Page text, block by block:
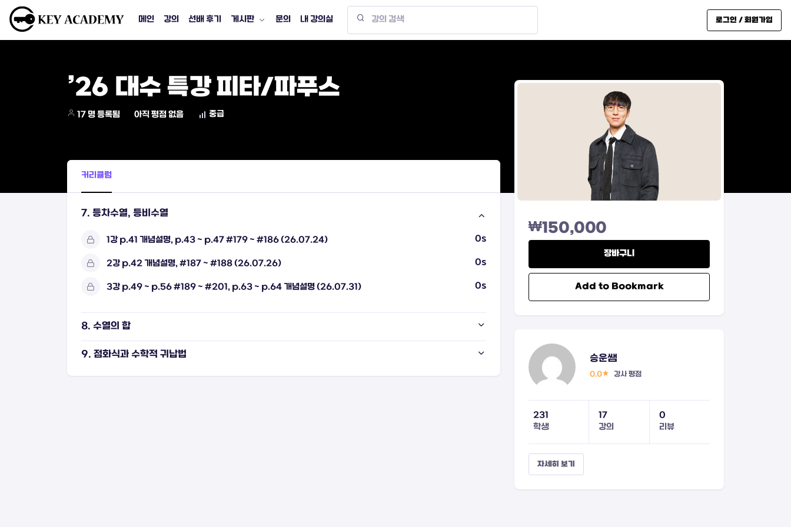
메인 강의 선배 후기 게시판 문의 내 강의실 로그인 / 회원가입
’26 대수 특강 피타/파푸스
17 명 등록됨 아직 평점 없음 중급
커리큘럼
7. 등차수열, 등비수열
1강 p.41 개념설명, p.43 ~ p.47 #179 ~ #186 (26.07.24) 0s
2강 p.42 개념설명, #187 ~ #188 (26.07.26) 0s
3강 p.49 ~ p.56 #189 ~ #201, p.63 ~ p.64 개념설명 (26.07.31) 0s
8. 수열의 합
9. 점화식과 수학적 귀납법
₩150,000
장바구니
Add to Bookmark
승운쌤
0.0 강사 평점
231
학생
17
강의
0
리뷰
자세히 보기